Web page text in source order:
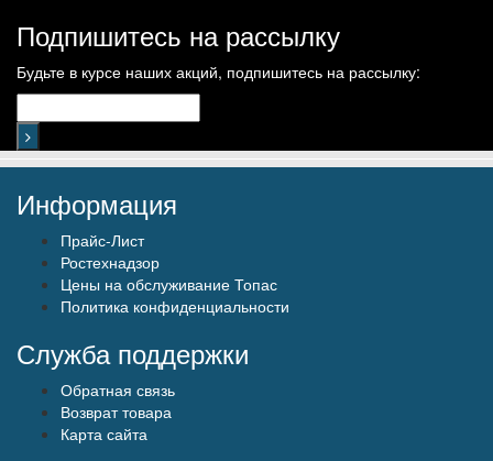
Подпишитесь на рассылку
Будьте в курсе наших акций, подпишитесь на рассылку:
Информация
Прайс-Лист
Ростехнадзор
Цены на обслуживание Топас
Политика конфиденциальности
Служба поддержки
Обратная связь
Возврат товара
Карта сайта